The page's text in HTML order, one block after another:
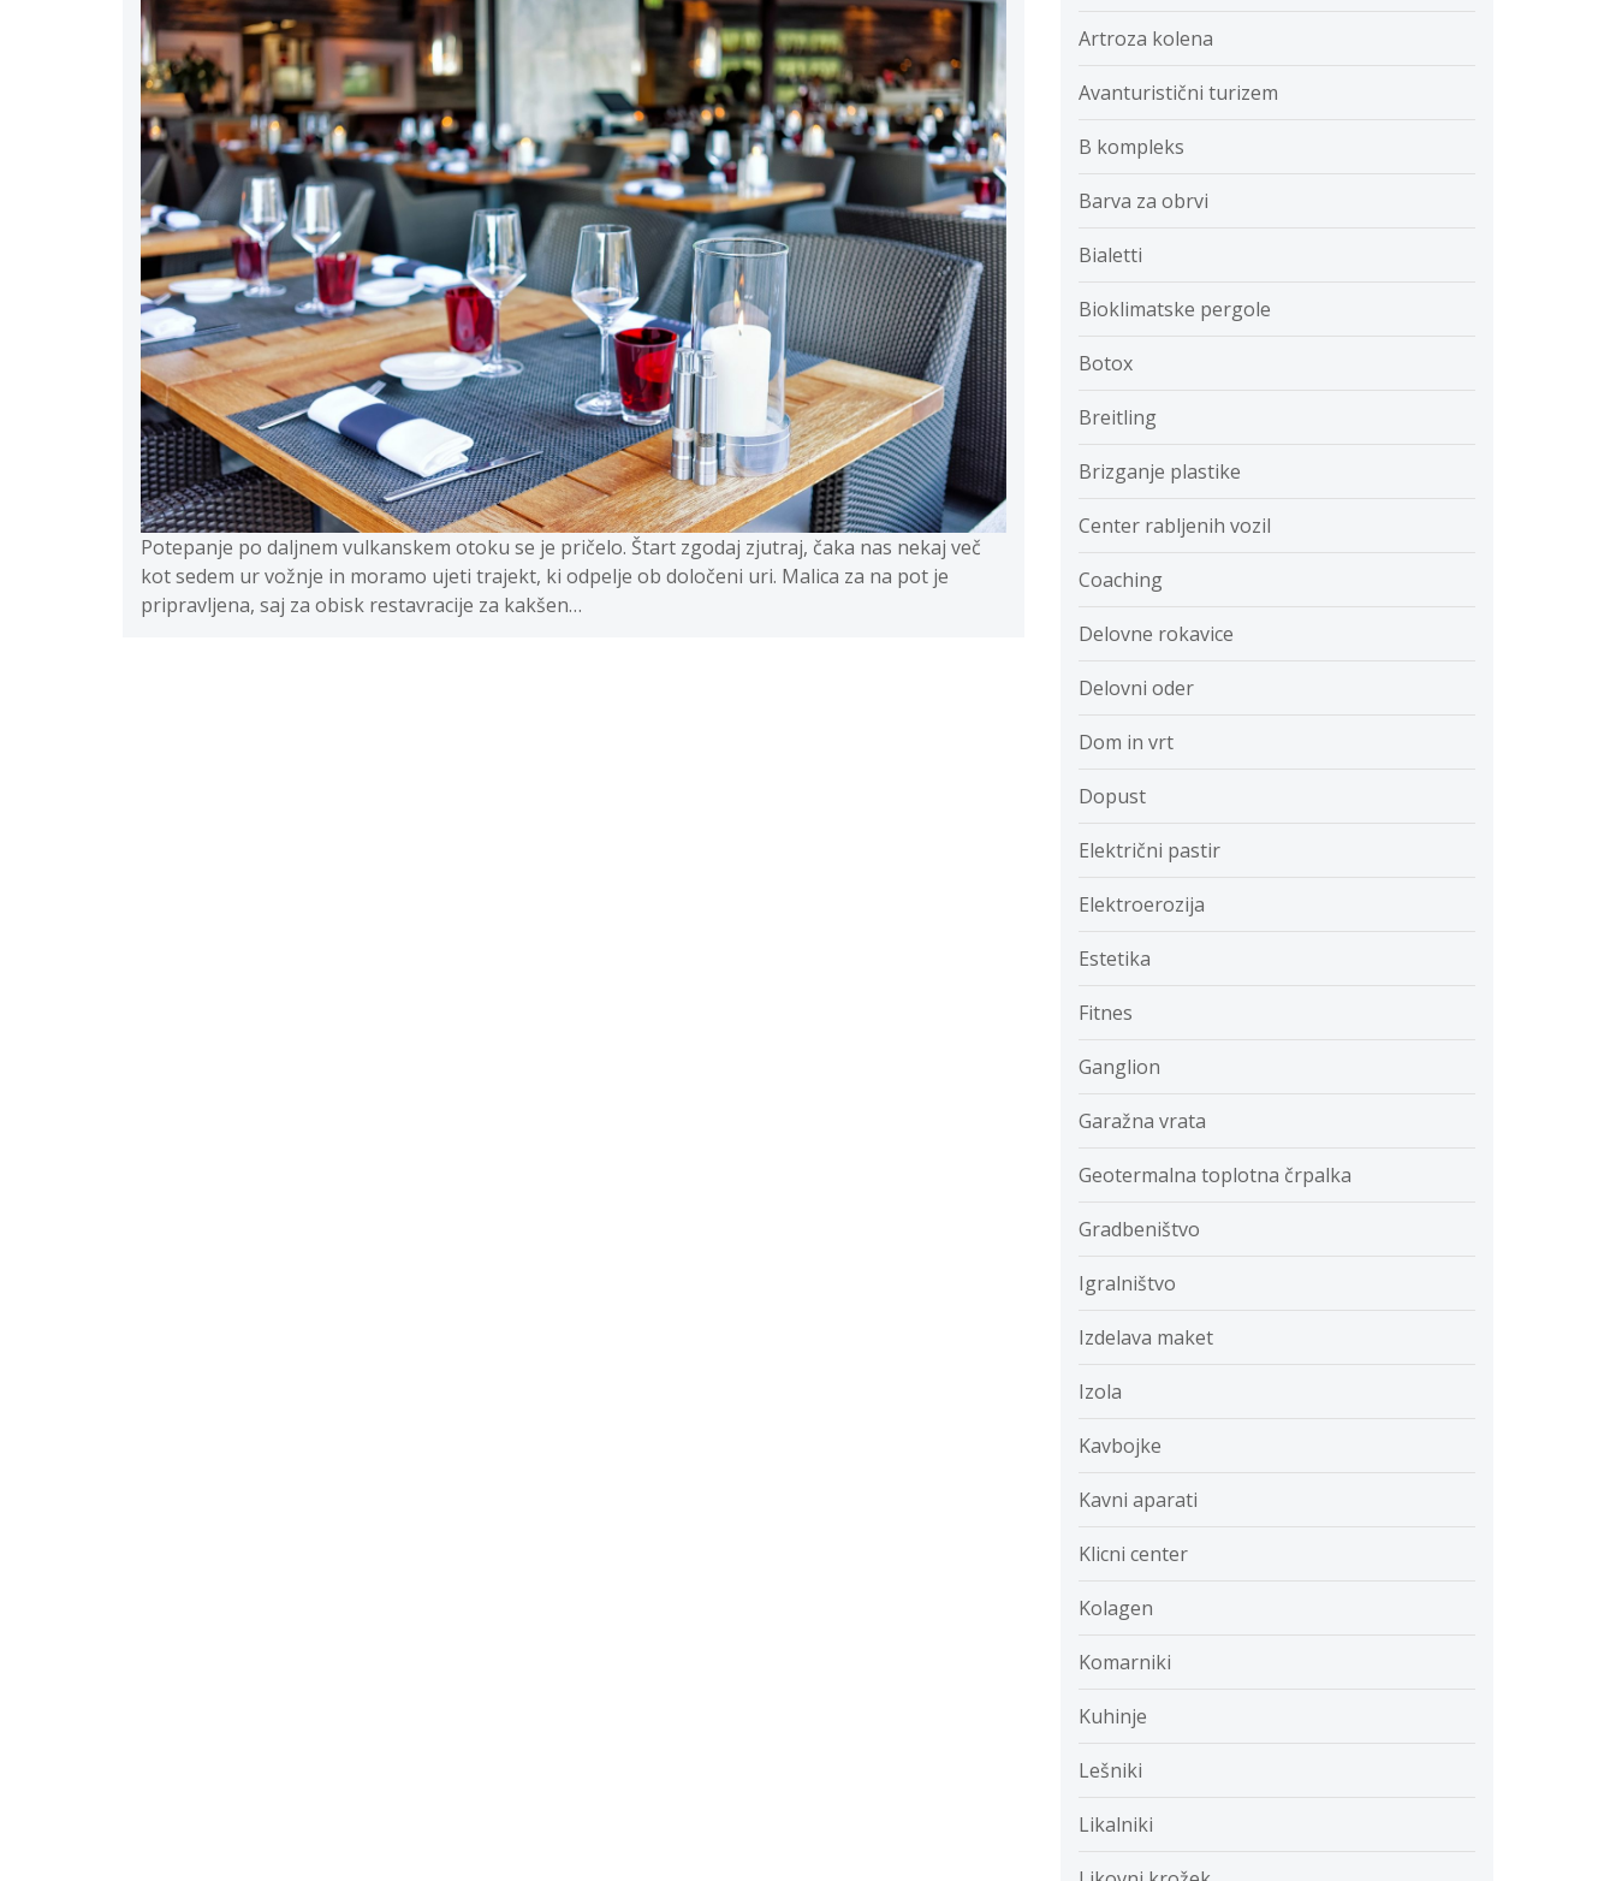
Potepanje po daljnem vulkanskem otoku se je pričelo. Štart zgodaj zjutraj, čaka nas nekaj več
kot sedem ur vožnje in moramo ujeti trajekt, ki odpelje ob določeni uri. Malica za na pot je
pripravljena, saj za obisk restavracije za kakšen…
Artroza kolena
Avanturistični turizem
B kompleks
Barva za obrvi
Bialetti
Bioklimatske pergole
Botox
Breitling
Brizganje plastike
Center rabljenih vozil
Coaching
Delovne rokavice
Delovni oder
Dom in vrt
Dopust
Električni pastir
Elektroerozija
Estetika
Fitnes
Ganglion
Garažna vrata
Geotermalna toplotna črpalka
Gradbeništvo
Igralništvo
Izdelava maket
Izola
Kavbojke
Kavni aparati
Klicni center
Kolagen
Komarniki
Kuhinje
Lešniki
Likalniki